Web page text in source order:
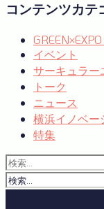
コンテンツカテ
イベント
サーキュラー
トーク
ニュース
横浜イノベー
特集
検
索:
検